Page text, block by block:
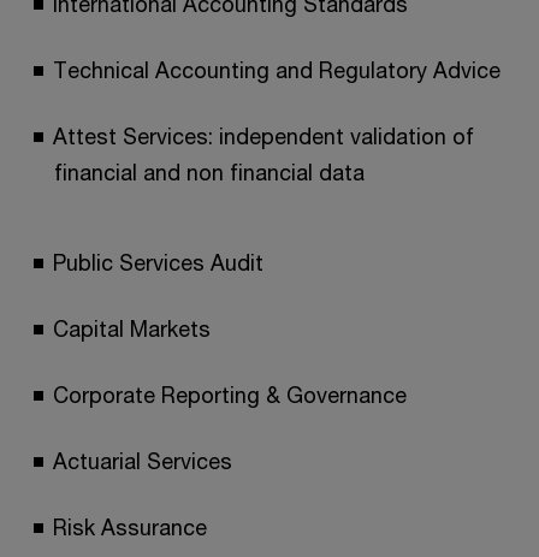
Technical Accounting and Regulatory Advice
Attest Services: independent validation of
financial and non financial data
Public Services Audit
Capital Markets
Corporate Reporting & Governance
Actuarial Services
Risk Assurance